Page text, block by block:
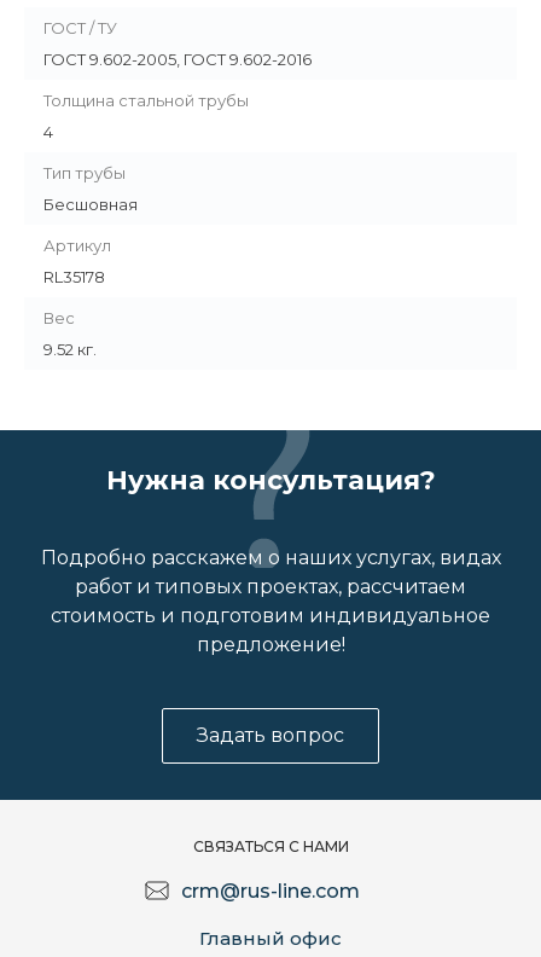
ГОСТ / ТУ
ГОСТ 9.602-2005, ГОСТ 9.602-2016
Толщина стальной трубы
4
Тип трубы
Бесшовная
Артикул
RL35178
Вес
9.52 кг.
Нужна консультация?
Подробно расскажем о наших услугах, видах
работ и типовых проектах, рассчитаем
стоимость и подготовим индивидуальное
предложение!
Задать вопрос
СВЯЗАТЬСЯ С НАМИ
crm@rus-line.com
Главный офис